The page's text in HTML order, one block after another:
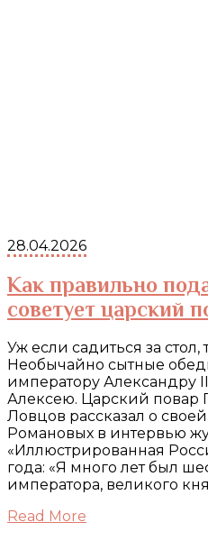
28.04.2026
Как правильно
советует царский
Уж если садиться за стол,
Необычайно сытные
императору Александру
Алексею. Царский повар
Ловцов рассказал о
Романовых в интервью
«Иллюстрированная
года: «Я много лет был
императора, великого
Read More